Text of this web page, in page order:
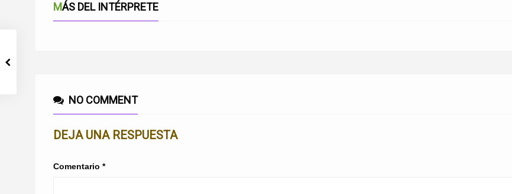
MÁS DEL INTÉRPRETE
NO COMMENT
DEJA UNA RESPUESTA
Comentario *